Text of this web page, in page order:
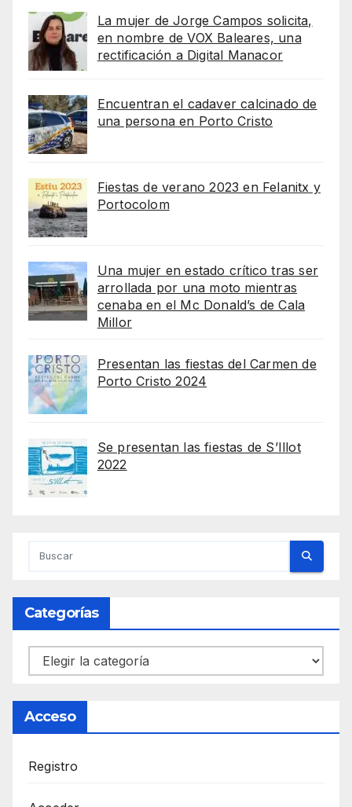
La mujer de Jorge Campos solicita,
en nombre de VOX Baleares, una
rectificación a Digital Manacor
Encuentran el cadaver calcinado de
una persona en Porto Cristo
Fiestas de verano 2023 en Felanitx y
Portocolom
Una mujer en estado crítico tras ser
arrollada por una moto mientras
cenaba en el Mc Donald’s de Cala
Millor
Presentan las fiestas del Carmen de
Porto Cristo 2024
Se presentan las fiestas de S’Illot
2022
Categorías
Categorías
Acceso
Registro